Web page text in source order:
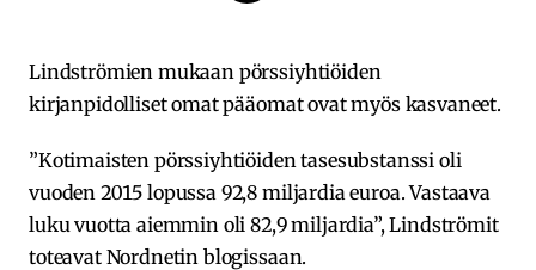
Lindströmien mukaan pörssiyhtiöiden
kirjanpidolliset omat pääomat ovat myös kasvaneet.
”Kotimaisten pörssiyhtiöiden tasesubstanssi oli
vuoden 2015 lopussa 92,8 miljardia euroa. Vastaava
luku vuotta aiemmin oli 82,9 miljardia”, Lindströmit
toteavat Nordnetin blogissaan.